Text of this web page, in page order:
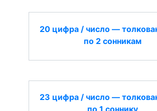
20 цифра / число —
по 2 сонникам
23 цифра / число —
по 1 соннику